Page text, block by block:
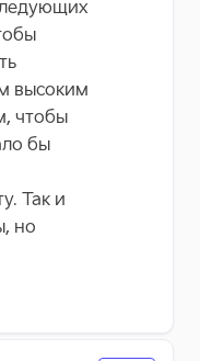
высоким
чтобы
бы
Так и
но